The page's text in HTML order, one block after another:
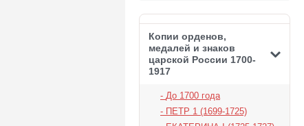
Копии орденов,
медалей и знаков
царской России 1700-
1917
До 1700 года
ПЕТР 1 (1699-1725)